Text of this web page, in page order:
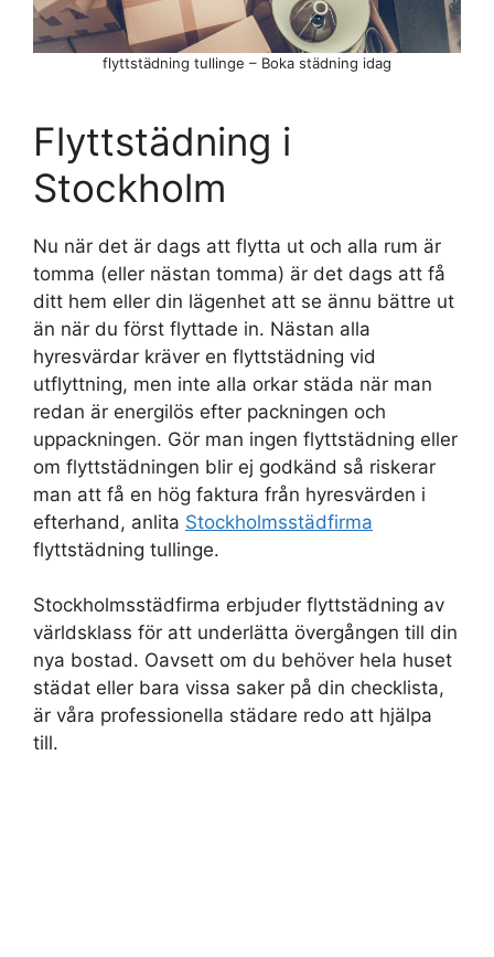
Flyttstädning i
Stockholm
Nu när det är dags att flytta ut och alla rum är
tomma (eller nästan tomma) är det dags att få
ditt hem eller din lägenhet att se ännu bättre ut
än när du först flyttade in. Nästan alla
hyresvärdar kräver en flyttstädning vid
utflyttning, men inte alla orkar städa när man
redan är energilös efter packningen och
uppackningen. Gör man ingen flyttstädning eller
om flyttstädningen blir ej godkänd så riskerar
man att få en hög faktura från hyresvärden i
efterhand, anlita Stockholmsstädfirma
flyttstädning tullinge.
Stockholmsstädfirma erbjuder flyttstädning av
världsklass för att underlätta övergången till din
nya bostad. Oavsett om du behöver hela huset
städat eller bara vissa saker på din checklista,
är våra professionella städare redo att hjälpa
till.
flyttstädning tullinge – Boka städning idag